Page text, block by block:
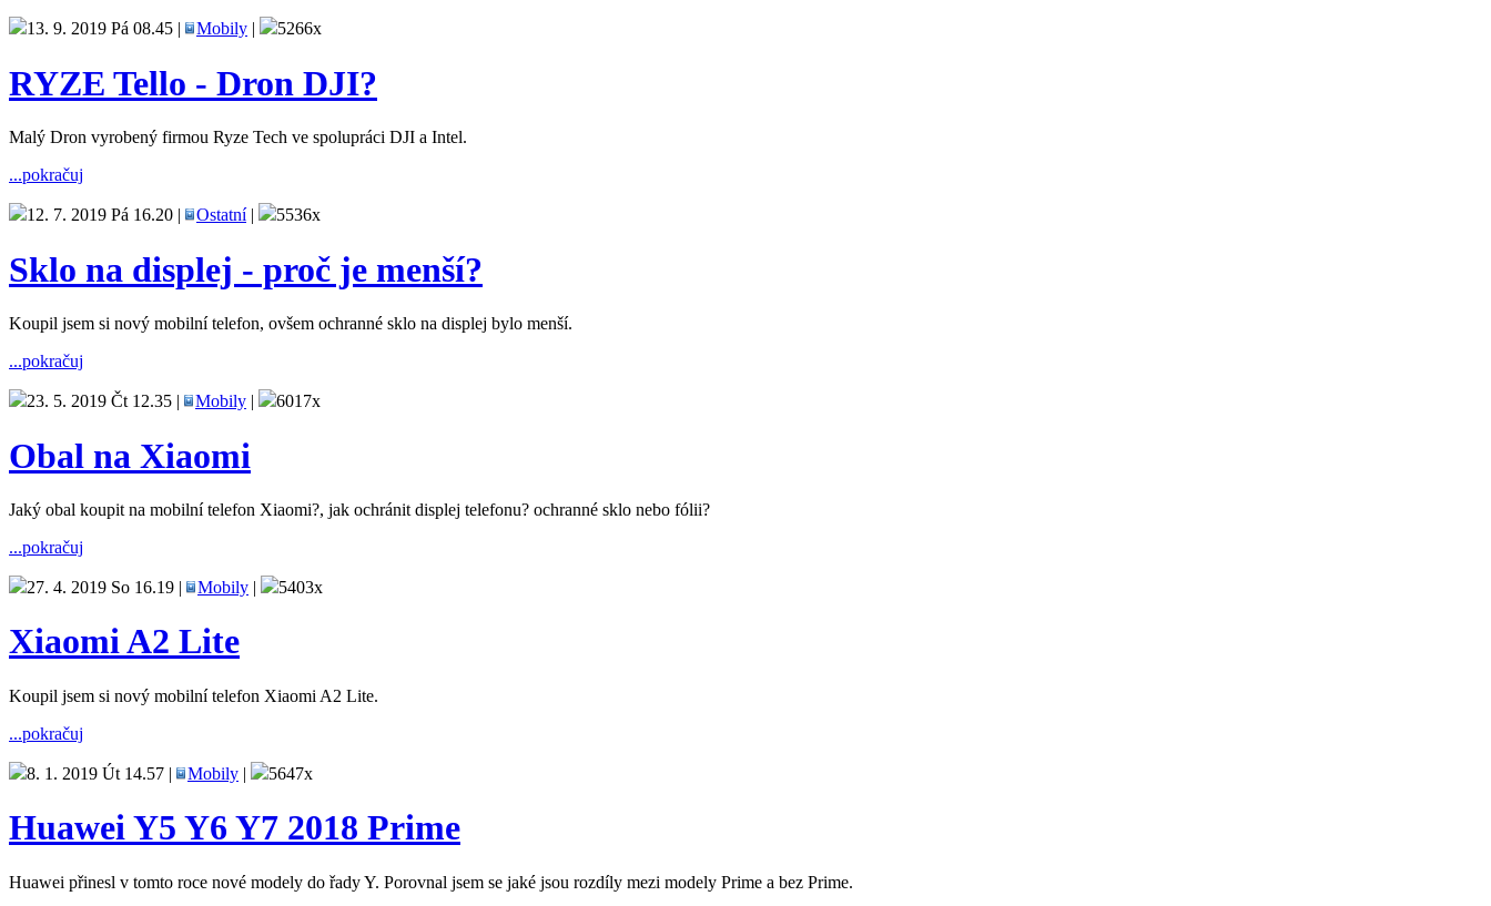
13. 9. 2019 Pá 08.45 | Mobily | 5266x
RYZE Tello - Dron DJI?
Malý Dron vyrobený firmou Ryze Tech ve spolupráci DJI a Intel.
...pokračuj
12. 7. 2019 Pá 16.20 | Ostatní| 5536x
Sklo na displej - proč je menší?
Koupil jsem si nový mobilní telefon, ovšem ochranné sklo na displej bylo menší.
...pokračuj
23. 5. 2019 Čt 12.35 | Mobily | 6017x
Obal na Xiaomi
Jaký obal koupit na mobilní telefon Xiaomi?, jak ochránit displej telefonu? ochranné sklo nebo fólii?
...pokračuj
27. 4. 2019 So 16.19 | Mobily | 5403x
Xiaomi A2 Lite
Koupil jsem si nový mobilní telefon Xiaomi A2 Lite.
...pokračuj
8. 1. 2019 Út 14.57 | Mobily | 5647x
Huawei Y5 Y6 Y7 2018 Prime
Huawei přinesl v tomto roce nové modely do řady Y. Porovnal jsem se jaké jsou rozdíly mezi modely Prime a bez Prime.